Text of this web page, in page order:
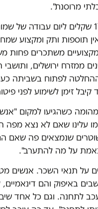
מרוסנת".
במען אומרים כי "שכר העובדים עומד על 172 שקלים
תוספות ותק ומקצוע
משתכרים פחות
ממזרח ירושלים,
לפתוח בשביתה
זימן לשימוע לפני
כשהגיעו למקום
עלינו שאם לא נצא מפה
שנמצאים פה שאם
באמת על מה להתערב".
על תנאי השכר. אנשים
באיפוק והם
לתחנה. וגם כל אחד